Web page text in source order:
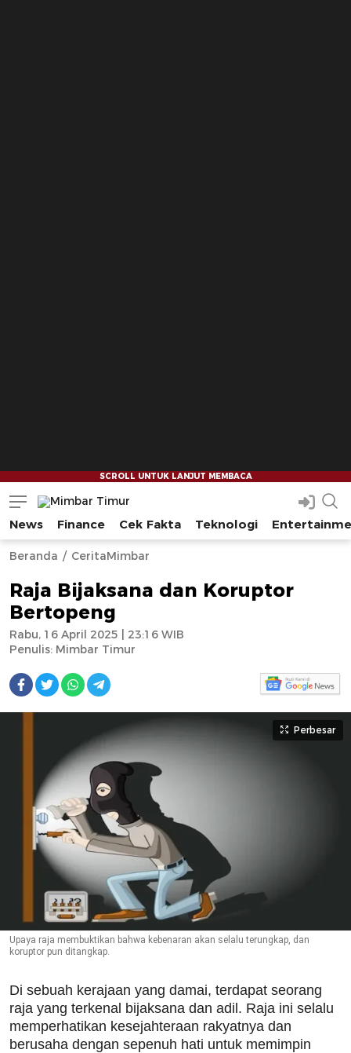
Mimbar Timur
Media Berjaringan Indonesia Timur
News Finance Cek Fakta Teknologi
Beranda CeritaMimbar
Raja Bijaksana dan Koruptor
Bertopeng
Penulis: Mimbar Timur
Rabu, 16 April 2025 | 23:16 WIB
Perbesar
Upaya raja membuktikan bahwa kebenaran akan selalu terungkap, dan
koruptor pun ditangkap.
Di sebuah kerajaan yang damai, terdapat seorang
raja yang terkenal bijaksana dan adil. Raja ini selalu
memperhatikan kesejahteraan rakyatnya dan
berusaha dengan sepenuh hati untuk memimpin
--
--